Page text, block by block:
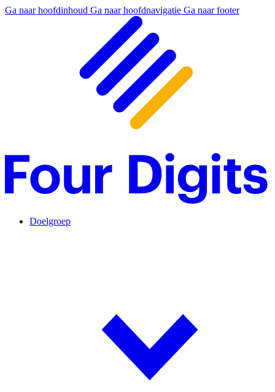
Ga naar hoofdinhoud Ga naar hoofdnavigatie Ga naar footer
Doelgroep